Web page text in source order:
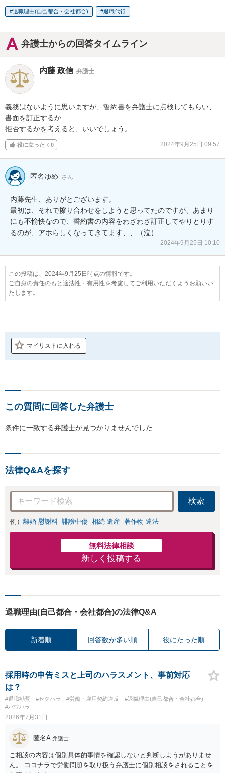
退職理由(自己都合・会社都合) 退職代行
弁護士からの回答タイムライン
内藤 政信 弁護士
義務はないように思いますが、誓約書を弁護士に点検してもらい、
書面を訂正するか
拒否するかを考えると、いいでしょう。
役に立った 0 2024年9月25日 09:57
匿名ゆめ さん
内藤先生、ありがとございます。
最初は、それで擦り合わせをしようと思ってたのですが、あまり
にも不愉快なので、誓約書の内容をわざわざ訂正してやりとりす
るのが、アホらしくなってきてます、、（泣）
2024年9月25日 10:10
この投稿は、2024年9月25日時点の情報です。
ご自身の責任のもと適法性・有用性を考慮してご利用いただくようお願いい
たします。
マイリストに入れる
この質問に回答した弁護士
条件に一致する弁護士が見つかりませんでした
法律Q&Aを探す
検索
例） 離婚 慰謝料 誹謗中傷 相続 遺産 著作物 違法
無料法律相談
新しく投稿する
退職理由(自己都合・会社都合)の法律Q&A
新着順 回答数が多い順 役にたった順
採用時の申告ミスと上司のハラスメント、事前対応
は？
#退職勧奨 #セクハラ #労働・雇用契約違反
#退職理由(自己都合・会社都合)
#パワハラ
2026年7月31日
匿名A 弁護士
ご相談の内容は個別具体的事情を確認しないと判断しようがありませ
ん。 ココナラで労働問題を取り扱う弁護士に個別相談をされることを